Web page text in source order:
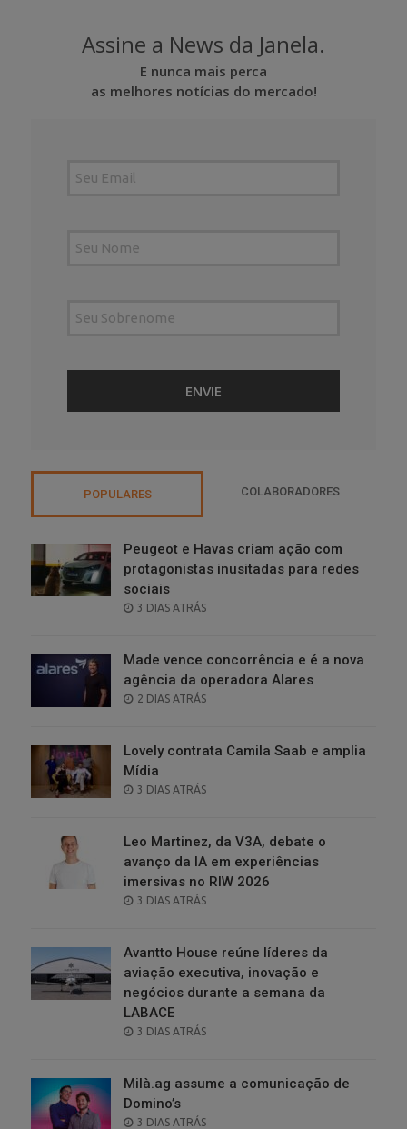
Assine a News da Janela.
E nunca mais perca
as melhores notícias do mercado!
POPULARES COLABORADORES
Peugeot e Havas criam ação com
protagonistas inusitadas para redes
sociais
POSTED
3 DIAS ATRÁS
Made vence concorrência e é a nova
agência da operadora Alares
POSTED
2 DIAS ATRÁS
Lovely contrata Camila Saab e amplia
Mídia
POSTED
3 DIAS ATRÁS
Leo Martinez, da V3A, debate o
avanço da IA em experiências
imersivas no RIW 2026
POSTED
3 DIAS ATRÁS
Avantto House reúne líderes da
aviação executiva, inovação e
negócios durante a semana da
LABACE
POSTED
3 DIAS ATRÁS
Milà.ag assume a comunicação de
Domino’s
POSTED
3 DIAS ATRÁS